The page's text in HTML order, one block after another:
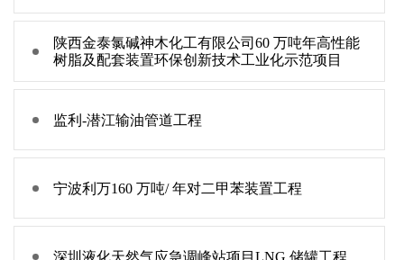
陕西金泰氯碱神木化工有限公司60 万吨年高性能
树脂及配套装置环保创新技术工业化示范项目
监利-潜江输油管道工程
宁波利万160 万吨/ 年对二甲苯装置工程
深圳液化天然气应急调峰站项目LNG 储罐工程